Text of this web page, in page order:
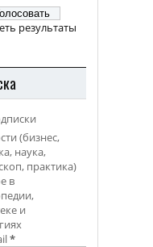
результаты
(бизнес,
наука,
практика)
в
и
*